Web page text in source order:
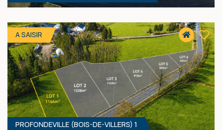
37 500 € HF*
PROFONDEVILLE (BOIS-DE-VILLERS) 1
A SAISIR